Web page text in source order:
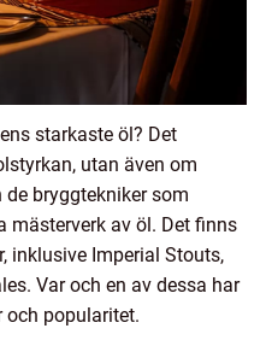
starkaste öl? Det
utan även om
bryggtekniker som
mästerverk av öl. Det finns
inklusive Imperial Stouts,
Var och en av dessa har
och popularitet.